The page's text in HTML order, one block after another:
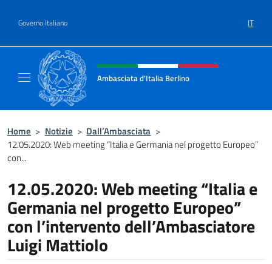
Governo Italiano IT
Intestazione sito, social e menù
Ambasciata d'Italia Berlino
Home > Notizie > Dall’Ambasciata >
12.05.2020: Web meeting “Italia e Germania nel progetto Europeo”
con...
12.05.2020: Web meeting “Italia e
Germania nel progetto Europeo”
con l’intervento dell’Ambasciatore
Luigi Mattiolo